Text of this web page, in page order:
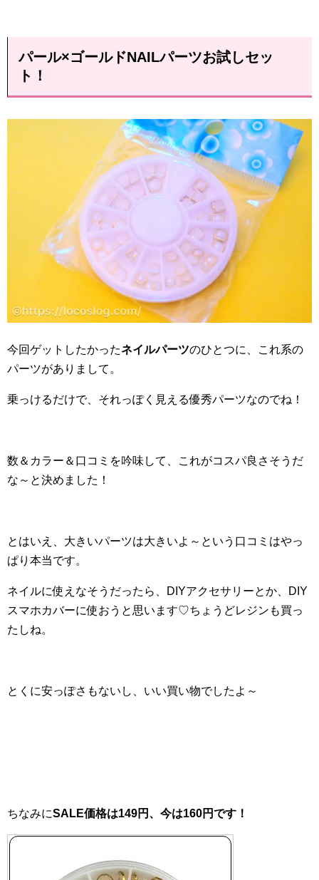
パール×ゴールドNAILパーツお試しセッ
ト！
今回ゲットしたかったネイルパーツのひとつに、これ系の
パーツがありまして。
乗っけるだけで、それっぽく見える優秀パーツなのでね！
数＆カラー＆口コミを吟味して、これがコスパ良さそうだ
な～と決めました！
とはいえ、大きいパーツは大きいよ～という口コミはやっ
ぱり本当です。
ネイルに使えなそうだったら、DIYアクセサリーとか、DIY
スマホカバーに使おうと思います♡ちょうどレジンも買っ
たしね。
とくに安っぽさもないし、いい買い物でしたよ～
ちなみにSALE価格は149円、今は160円です！